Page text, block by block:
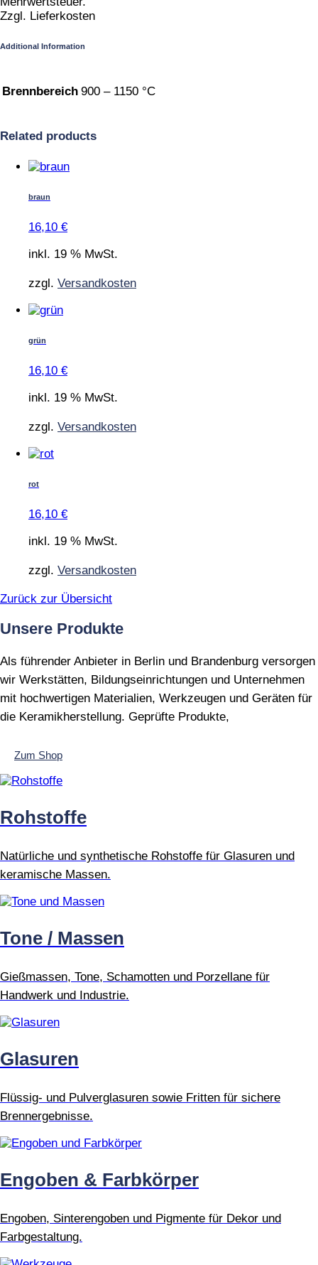
Zzgl. Lieferkosten
Additional Information
Brennbereich 900 – 1150 °C
Related products
braun
16,10 €
inkl. 19 % MwSt.
zzgl. Versandkosten
grün
16,10 €
inkl. 19 % MwSt.
zzgl. Versandkosten
rot
16,10 €
inkl. 19 % MwSt.
zzgl. Versandkosten
Zurück zur Übersicht
Unsere Produkte
Als führender Anbieter in Berlin und Brandenburg versorgen
wir Werkstätten, Bildungseinrichtungen und Unternehmen
mit hochwertigen Materialien, Werkzeugen und Geräten für
die Keramikherstellung. Geprüfte Produkte,
Zum Shop
Rohstoffe
Natürliche und synthetische Rohstoffe für Glasuren und
keramische Massen.
Tone / Massen
Gießmassen, Tone, Schamotten und Porzellane für
Handwerk und Industrie.
Glasuren
Flüssig- und Pulverglasuren sowie Fritten für sichere
Brennergebnisse.
Engoben & Farbkörper
Engoben, Sinterengoben und Pigmente für Dekor und
Farbgestaltung.